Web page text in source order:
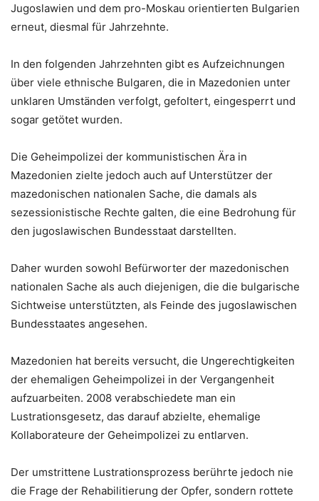
Jugoslawien und dem pro-Moskau orientierten Bulgarien
erneut, diesmal für Jahrzehnte.
In den folgenden Jahrzehnten gibt es Aufzeichnungen
über viele ethnische Bulgaren, die in Mazedonien unter
unklaren Umständen verfolgt, gefoltert, eingesperrt und
sogar getötet wurden.
Die Geheimpolizei der kommunistischen Ära in
Mazedonien zielte jedoch auch auf Unterstützer der
mazedonischen nationalen Sache, die damals als
sezessionistische Rechte galten, die eine Bedrohung für
den jugoslawischen Bundesstaat darstellten.
Daher wurden sowohl Befürworter der mazedonischen
nationalen Sache als auch diejenigen, die die bulgarische
Sichtweise unterstützten, als Feinde des jugoslawischen
Bundesstaates angesehen.
Mazedonien hat bereits versucht, die Ungerechtigkeiten
der ehemaligen Geheimpolizei in der Vergangenheit
aufzuarbeiten. 2008 verabschiedete man ein
Lustrationsgesetz, das darauf abzielte, ehemalige
Kollaborateure der Geheimpolizei zu entlarven.
Der umstrittene Lustrationsprozess berührte jedoch nie
die Frage der Rehabilitierung der Opfer, sondern rottete